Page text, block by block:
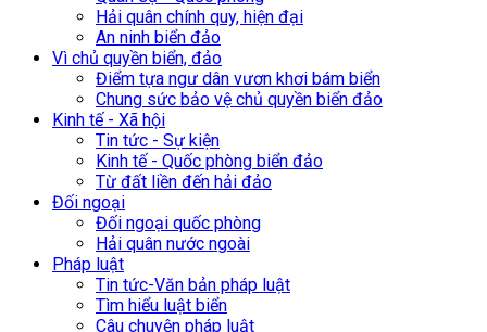
Hải quân chính quy, hiện đại
An ninh biển đảo
Vì chủ quyền biển, đảo
Điểm tựa ngư dân vươn khơi bám biển
Chung sức bảo vệ chủ quyền biển đảo
Kinh tế - Xã hội
Tin tức - Sự kiện
Kinh tế - Quốc phòng biển đảo
Từ đất liền đến hải đảo
Đối ngoại
Đối ngoại quốc phòng
Hải quân nước ngoài
Pháp luật
Tin tức-Văn bản pháp luật
Tìm hiểu luật biển
Câu chuyện pháp luật